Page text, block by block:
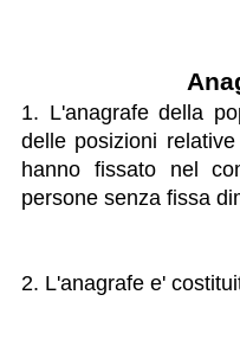
1. L'anagrafe della
delle posizioni
hanno fissato nel
persone senza fissa
2. L'anagrafe e'